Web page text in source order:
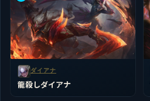
ダイアナ
龍殺しダイアナ